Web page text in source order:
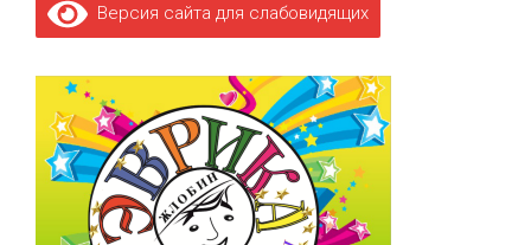
Версия сайта для слабовидящих